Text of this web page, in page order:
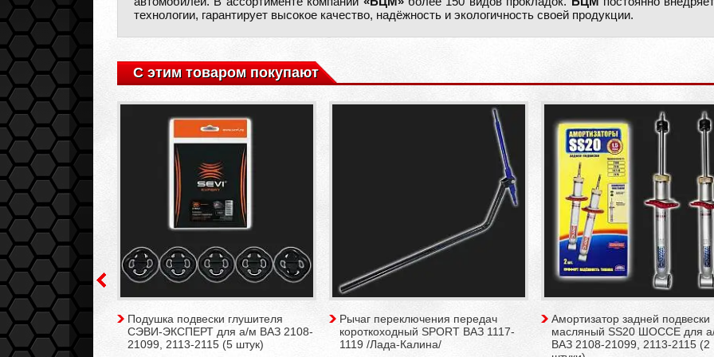
технологии, гарантирует высокое качество, надёжность и экологичность своей продукции.
С этим товаром покупают
в сборе для а/м
Гранта
Подушка подвески глушителя
СЭВИ-ЭКСПЕРТ для а/м ВАЗ 2108-
21099, 2113-2115 (5 штук)
Рычаг переключения передач
короткоходный SPORT ВАЗ 1117-
1119 /Лада-Калина/
Амортизатор задней подвески
масляный SS20 ШОССЕ для
ВАЗ 2108-21099, 2113-2115 (2